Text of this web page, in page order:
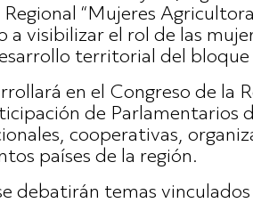
Regional “Mujeres
a visibilizar el rol de las
territorial del bloque
en el Congreso de la
de Parlamentarios
cooperativas,
países de la región.
debatirán temas